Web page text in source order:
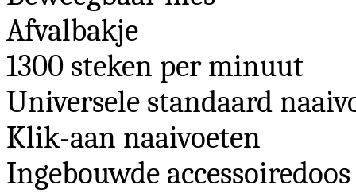
Afvalbakje
1300 steken per minuut
Universele standaard
Klik-aan naaivoeten
Ingebouwde accessoiredoos